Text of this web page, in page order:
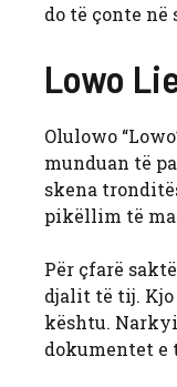
do të çonte
Lowo
Olulowo
munduan të
skena
pikëllim të
Për çfarë
djalit të tij. Kjo
kështu.
dokumentet e